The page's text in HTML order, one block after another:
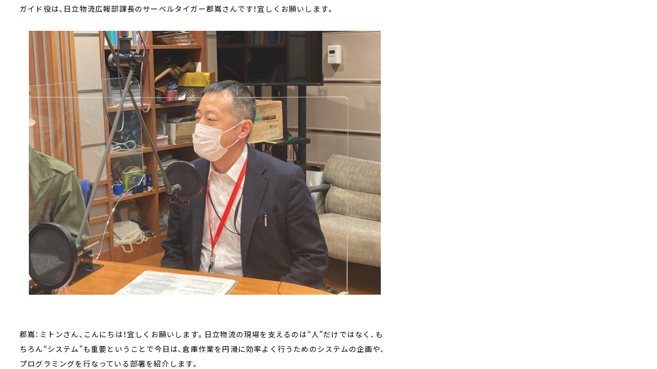
ガイド役は、日立物流広報部課長のサーベルタイガー郡嶌さんです！宜しくお願いします。
郡嶌：ミトンさん、こんにちは！宜しくお願いします。日立物流の現場を支えるのは“人”だけではなく、も
ちろん“システム”も重要ということで今日は、倉庫作業を円滑に効率よく行うためのシステムの企画や、
プログラミングを行なっている部署を紹介します。